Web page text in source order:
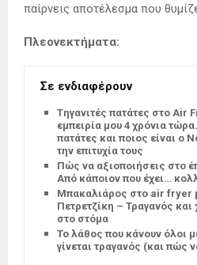
παίρνεις αποτέλεσμα που
Πλεονεκτήματα:
Σε ενδιαφέρουν
Tηγανιτές πατάτες στο Air
εμπειρία μου 4 χρόνια
πατάτες και ποιος είναι ο
την επιτυχία τους
Πώς να αξιοποιήσεις στο
Από κάποιον που έχει…
Μπακαλιάρος στο air fryer
Πετρετζίκη – Τραγανός και
στο στόμα
Το λάθος που κάνουν όλοι
γίνεται τραγανός (και πώς